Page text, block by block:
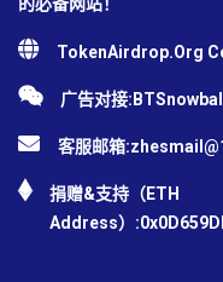
TokenAirdrop.Org
广告对接
客服邮箱:
捐赠&支持（ETH
Address）